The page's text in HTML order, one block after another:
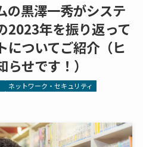
の黒澤一秀がシステ
2023年を振り返って
についてご紹介（ヒ
らせです！）
ネットワーク・セキュリティ